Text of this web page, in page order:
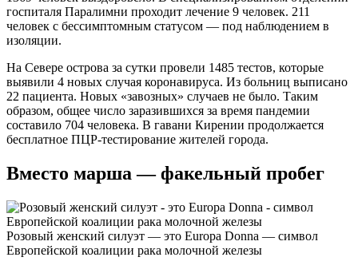
госпиталя Паралимни проходит лечение 9 человек. 211
человек с бессимптомным статусом — под наблюдением в
изоляции.
На Севере острова за сутки провели 1485 тестов, которые
выявили 4 новых случая коронавируса. Из больниц выписано
22 пациента. Новых «завозных» случаев не было. Таким
образом, общее число заразившихся за время пандемии
составило 704 человека. В гавани Кирении продолжается
бесплатное ПЦР-тестирование жителей города.
Вместо марша — факельный пробег
Розовый женский силуэт — это Europa Donna — символ
Европейской коалиции рака молочной железы